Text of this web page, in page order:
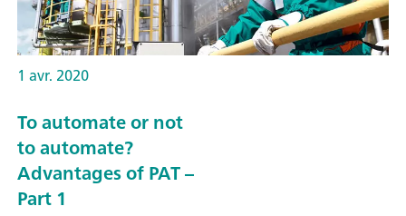
1 avr. 2020
To automate or not
to automate?
Advantages of PAT –
Part 1